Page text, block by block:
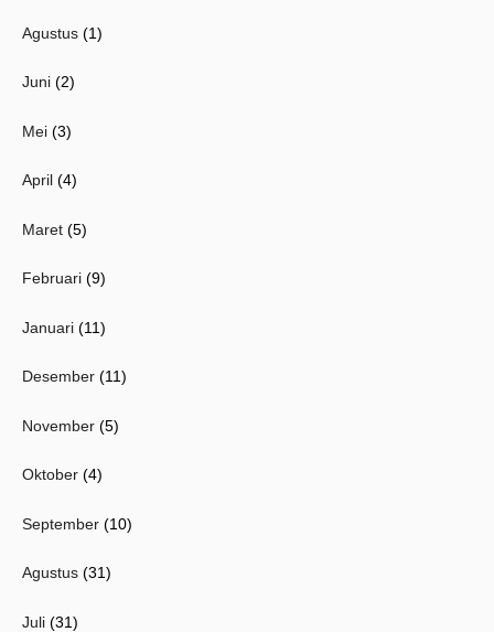
Agustus (1)
Juni (2)
Mei (3)
April (4)
Maret (5)
Februari (9)
Januari (11)
Desember (11)
November (5)
Oktober (4)
September (10)
Agustus (31)
Juli (31)